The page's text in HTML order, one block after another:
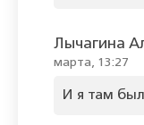
Лычагина
марта, 13:27
И я там